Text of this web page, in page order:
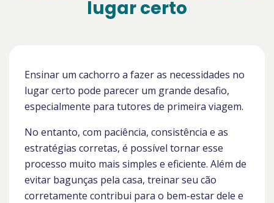
lugar certo
Ensinar um cachorro a fazer as necessidades no
lugar certo pode parecer um grande desafio,
especialmente para tutores de primeira viagem.
No entanto, com paciência, consistência e as
estratégias corretas, é possível tornar esse
processo muito mais simples e eficiente. Além de
evitar bagunças pela casa, treinar seu cão
corretamente contribui para o bem-estar dele e